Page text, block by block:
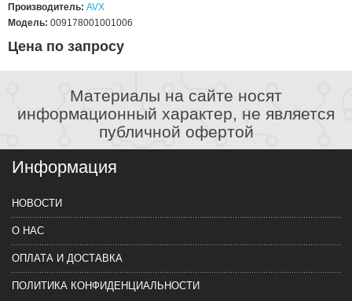
Производитель: AVX
Модель: 009178001001006
Цена по запросу
Материалы на сайте носят
информационный характер, не является
публичной офертой
Информация
НОВОСТИ
О НАС
ОПЛАТА И ДОСТАВКА
ПОЛИТИКА КОНФИДЕНЦИАЛЬНОСТИ